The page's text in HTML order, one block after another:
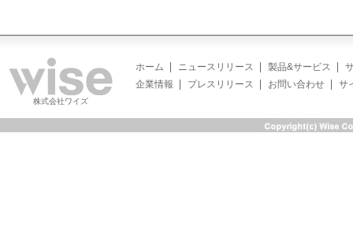
株式会社ワイズ
ホーム ニュースリリース 製品&サービス
企業情報
プレスリリース お問い合わせ サ